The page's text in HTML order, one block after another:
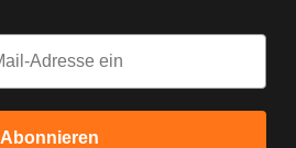
Abonnieren